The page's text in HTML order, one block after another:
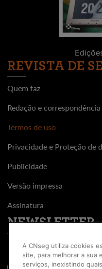
REVISTA DE
Quem faz
Redação e correspondência
Termos de uso
Privacidade e Proteção de
Publicidade
Versão impressa
Assinatura
NEWSLETTER
A CNseg utiliza cookies
site, para melhorar a sua
serviços, inexistindo